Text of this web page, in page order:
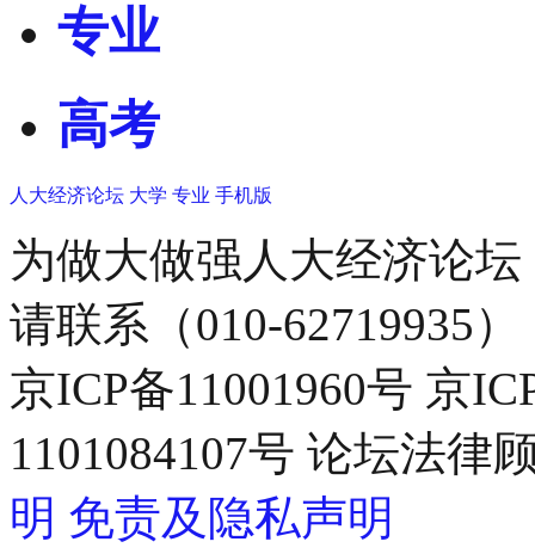
专业
高考
人大经济论坛 大学 专业 手机版
为做大做强人大经济论
请联系（010-62719935）
京ICP备11001960号 京
1101084107号 论坛法律
明 免责及隐私声明